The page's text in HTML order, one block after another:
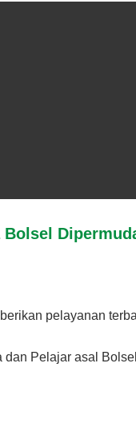
pelayanan
Pelajar asal